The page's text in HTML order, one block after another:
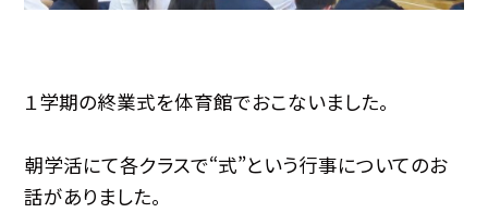
１学期の終業式を体育館でおこないました。
朝学活にて各クラスで“式”という行事についてのお
話がありました。